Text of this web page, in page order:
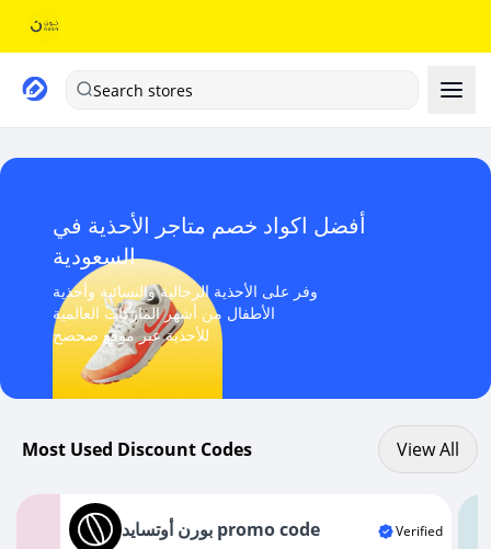
Search stores
أفضل اكواد خصم متاجر الأحذية في
السعودية
وفر على الأحذية الرجالية والنسائية وأحذية
الأطفال من أشهر الماركات العالمية
للأحذية عبر موقع صحصح
Most Used Discount Codes
View All discount codes
View All
بورن أوتسايد promo code Verified